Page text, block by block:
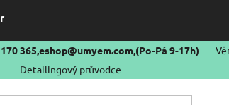
365,eshop@umyem.com,(Po-Pá 9-17h)
Detailingový průvodce